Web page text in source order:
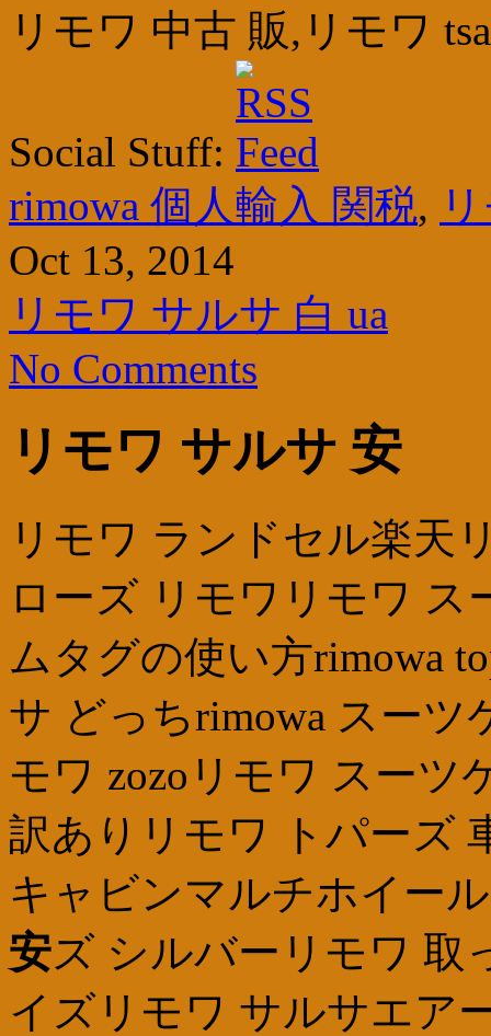
リモワ 中古 販,リモワ
Social Stuff:
rimowa 個人輸入 関税,
Oct 13, 2014
リモワ サルサ 白 ua
No Comments
リモワ サルサ 安
リモワ ランドセル楽天
ローズ リモワリモワ
ムタグの使い方rimowa
サ どっちrimowa スー
モワ zozoリモワ スーツ
訳ありリモワ トパーズ
キャビンマルチホイー
安ズ シルバーリモワ 取
イズリモワ サルサエア